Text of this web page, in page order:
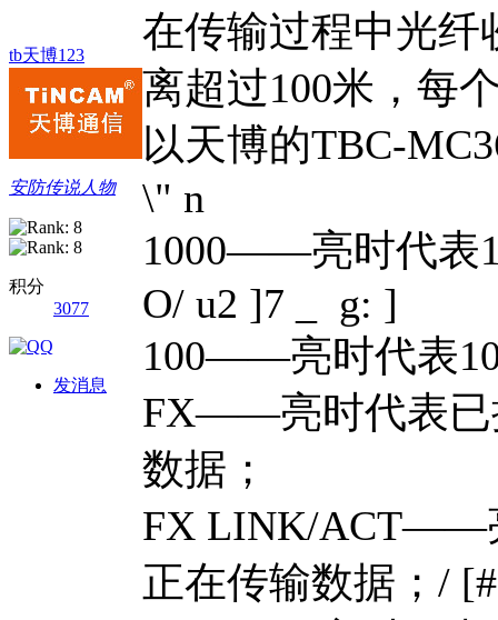
tb天博123
安防传说人物
积分
3077
发消息
在传输过程中光纤
离超过100米，每
以天博的TBC-
\" n
1000——亮时代表
O/ u2 ]7 _ g: ]
100——亮时代表
FX——亮时代表已
数据；
FX LINK/ACT——
正在传输数据； /